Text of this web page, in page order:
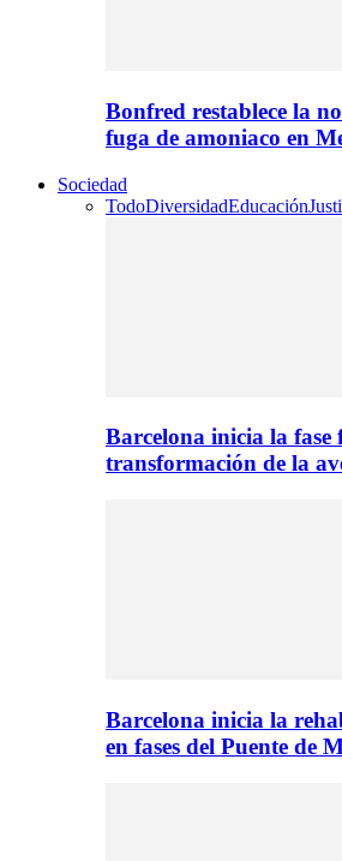
Bonfred restablece la
fuga de amoniaco en
Sociedad
TodoDiversidadEducación
Barcelona inicia la fase
transformación de la
Barcelona inicia la
en fases del Puente de